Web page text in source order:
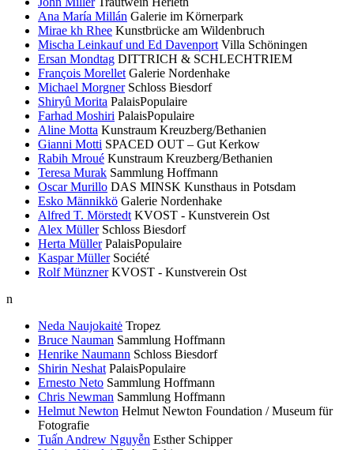
Ana María Millán Galerie im Körnerpark
Mirae kh Rhee Kunstbrücke am Wildenbruch
Mischa Leinkauf und Ed Davenport Villa Schöningen
Ersan Mondtag DITTRICH & SCHLECHTRIEM
François Morellet Galerie Nordenhake
Michael Morgner Schloss Biesdorf
Shiryû Morita PalaisPopulaire
Farhad Moshiri PalaisPopulaire
Aline Motta Kunstraum Kreuzberg/Bethanien
Gianni Motti SPACED OUT – Gut Kerkow
Rabih Mroué Kunstraum Kreuzberg/Bethanien
Teresa Murak Sammlung Hoffmann
Oscar Murillo DAS MINSK Kunsthaus in Potsdam
Esko Männikkö Galerie Nordenhake
Alfred T. Mörstedt KVOST - Kunstverein Ost
Alex Müller Schloss Biesdorf
Herta Müller PalaisPopulaire
Kaspar Müller Société
Rolf Münzner KVOST - Kunstverein Ost
n
Neda Naujokaitė Tropez
Bruce Nauman Sammlung Hoffmann
Henrike Naumann Schloss Biesdorf
Shirin Neshat PalaisPopulaire
Ernesto Neto Sammlung Hoffmann
Chris Newman Sammlung Hoffmann
Helmut Newton Helmut Newton Foundation / Museum für
Fotografie
Tuấn Andrew Nguyễn Esther Schipper